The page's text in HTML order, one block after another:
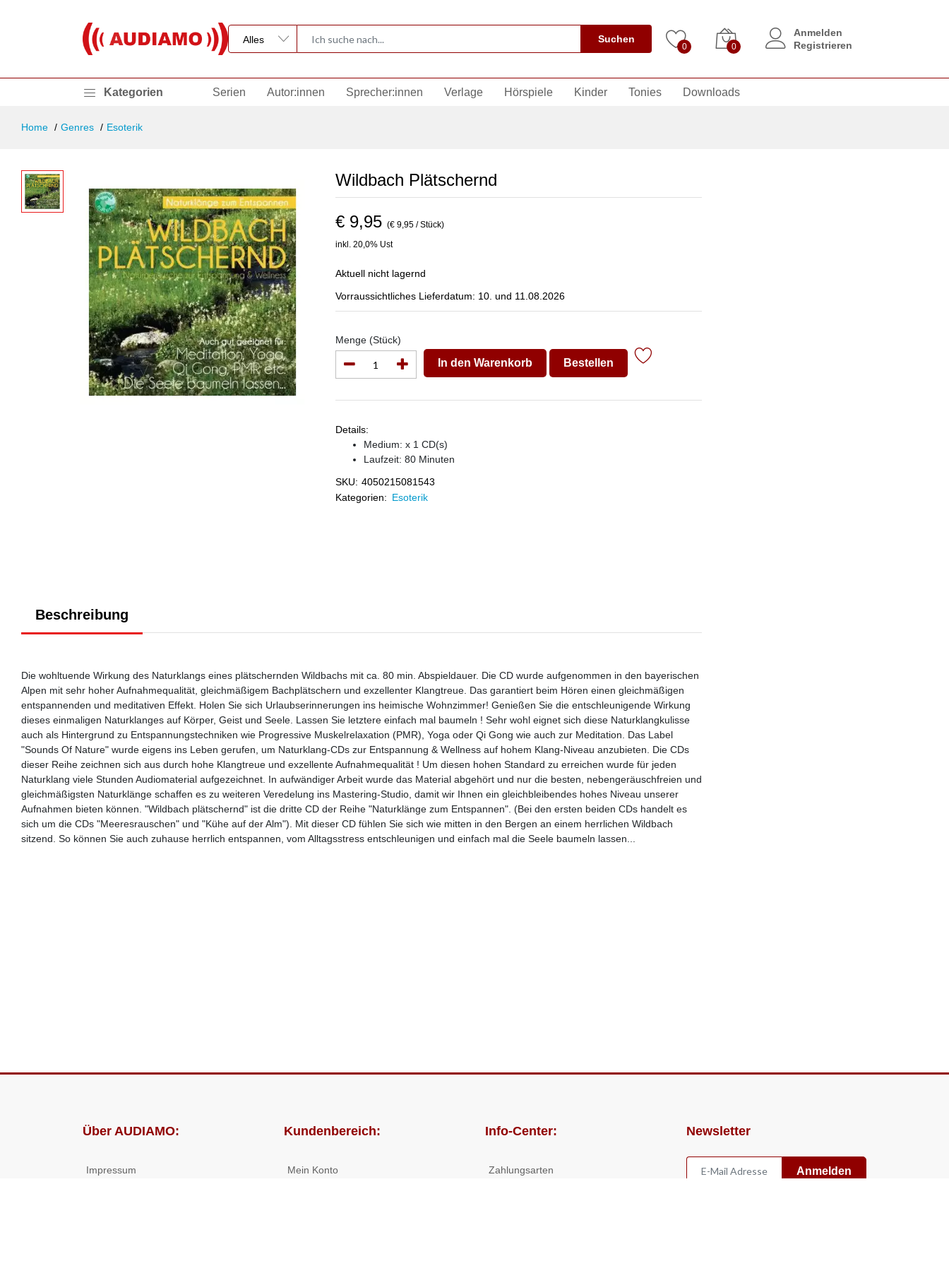
Suchen
0 0
Anmelden
Registrieren
Kategorien Serien Autor:innen Sprecher:innen Verlage Hörspiele Kinder Tonies Downloads
Home Genres Esoterik
Wildbach Plätschernd
€ 9,95 (€ 9,95 / Stück)
inkl. 20,0% Ust
Aktuell nicht lagernd
Vorraussichtliches Lieferdatum: 10. und 11.08.2026
Menge (Stück)
In den Warenkorb Bestellen
Details:
Medium: x 1 CD(s)
Laufzeit: 80 Minuten
SKU: 4050215081543
Kategorien: Esoterik
Beschreibung
Die wohltuende Wirkung des Naturklangs eines plätschernden Wildbachs mit ca. 80 min. Abspieldauer. Die CD wurde aufgenommen in den bayerischen
Alpen mit sehr hoher Aufnahmequalität, gleichmäßigem Bachplätschern und exzellenter Klangtreue. Das garantiert beim Hören einen gleichmäßigen
entspannenden und meditativen Effekt. Holen Sie sich Urlaubserinnerungen ins heimische Wohnzimmer! Genießen Sie die entschleunigende Wirkung
dieses einmaligen Naturklanges auf Körper, Geist und Seele. Lassen Sie letztere einfach mal baumeln ! Sehr wohl eignet sich diese Naturklangkulisse
auch als Hintergrund zu Entspannungstechniken wie Progressive Muskelrelaxation (PMR), Yoga oder Qi Gong wie auch zur Meditation. Das Label
"Sounds Of Nature" wurde eigens ins Leben gerufen, um Naturklang-CDs zur Entspannung & Wellness auf hohem Klang-Niveau anzubieten. Die CDs
dieser Reihe zeichnen sich aus durch hohe Klangtreue und exzellente Aufnahmequalität ! Um diesen hohen Standard zu erreichen wurde für jeden
Naturklang viele Stunden Audiomaterial aufgezeichnet. In aufwändiger Arbeit wurde das Material abgehört und nur die besten, nebengeräuschfreien und
gleichmäßigsten Naturklänge schaffen es zu weiteren Veredelung ins Mastering-Studio, damit wir Ihnen ein gleichbleibendes hohes Niveau unserer
Aufnahmen bieten können. "Wildbach plätschernd" ist die dritte CD der Reihe "Naturklänge zum Entspannen". (Bei den ersten beiden CDs handelt es
sich um die CDs "Meeresrauschen" und "Kühe auf der Alm"). Mit dieser CD fühlen Sie sich wie mitten in den Bergen an einem herrlichen Wildbach
sitzend. So können Sie auch zuhause herrlich entspannen, vom Alltagsstress entschleunigen und einfach mal die Seele baumeln lassen...
Über AUDIAMO:
Impressum
Kundenbereich:
Mein Konto
Info-Center:
Zahlungsarten
Newsletter
Anmelden